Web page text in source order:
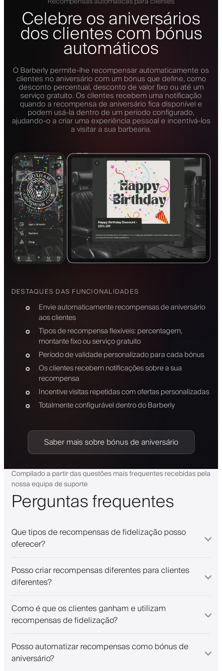
Celebre os aniversários
dos clientes com bónus
automáticos
O Barberly permite-lhe recompensar automaticamente os
clientes no aniversário com um bónus que define, como
desconto percentual, desconto de valor fixo ou até um
serviço gratuito. Os clientes recebem uma notificação
quando a recompensa de aniversário fica disponível e
podem usá-la dentro de um período configurado,
ajudando-o a criar uma experiência pessoal e incentivá-los
a visitar a sua barbearia.
DESTAQUES DAS FUNCIONALIDADES
Envie automaticamente recompensas de aniversário
aos clientes
Tipos de recompensa flexíveis: percentagem,
montante fixo ou serviço gratuito
Período de validade personalizado para cada bónus
Os clientes recebem notificações sobre a sua
recompensa
Incentive visitas repetidas com ofertas personalizadas
Totalmente configurável dentro do Barberly
Saber mais sobre bónus de aniversário
Compilado a partir das questões mais frequentes recebidas pela
nossa equipa de suporte
Perguntas frequentes
Que tipos de recompensas de fidelização posso
oferecer?
Posso criar recompensas diferentes para clientes
diferentes?
Como é que os clientes ganham e utilizam
recompensas de fidelização?
Posso automatizar recompensas como bónus de
aniversário?